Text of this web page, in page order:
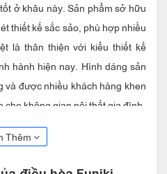
ở khâu này. Sản phẩm sở hữu
thiết kế sắc sảo, phù hợp nhiều
là thân thiện với kiểu thiết kế
hành hiện nay. Hình dáng sản
và được nhiều khách hàng khen
không gian nội thất gia đình.
ở đ
HIC18MMC
ngày nóng bức là cảm nhận
Thêm